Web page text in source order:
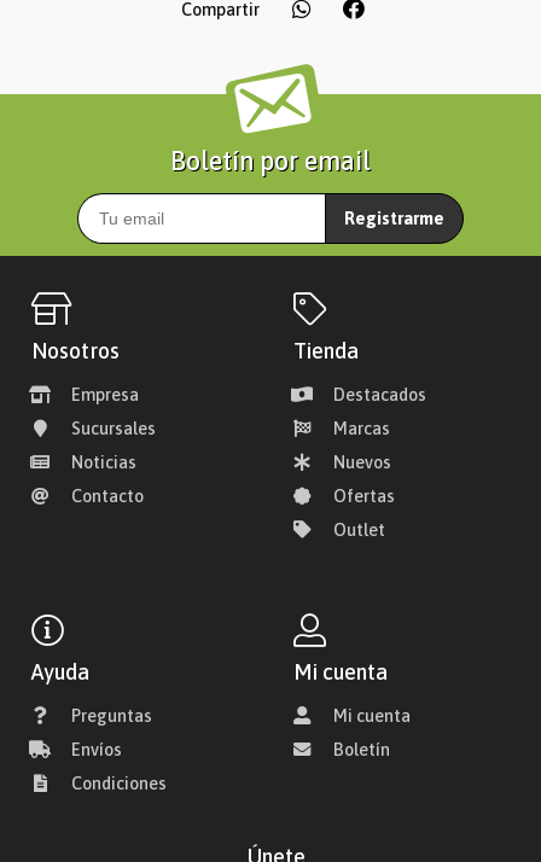
Compartir
Boletín por email
Registrarme
Nosotros
Empresa
Sucursales
Noticias
Contacto
Tienda
Destacados
Marcas
Nuevos
Ofertas
Outlet
Ayuda
Preguntas
Envíos
Condiciones
Mi cuenta
Mi cuenta
Boletín